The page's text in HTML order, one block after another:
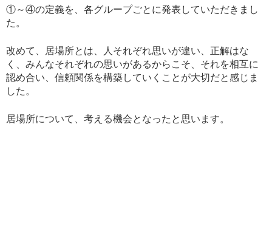
①～④の定義を、各グループごとに発表していただきまし
た。
改めて、居場所とは、人それぞれ思いが違い、正解はな
く、みんなそれぞれの思いがあるからこそ、それを相互に
認め合い、信頼関係を構築していくことが大切だと感じま
した。
居場所について、考える機会となったと思います。